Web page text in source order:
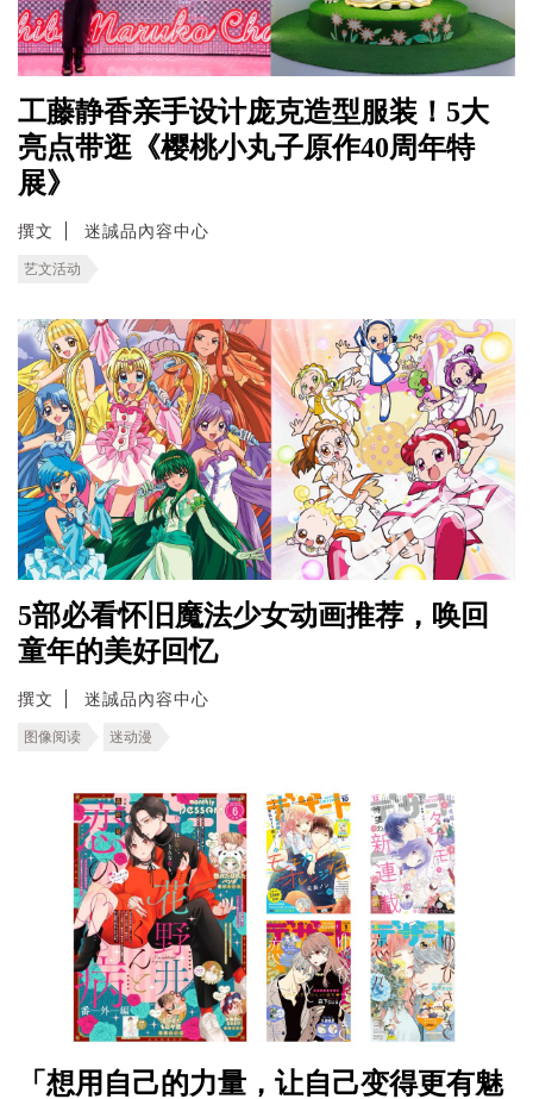
工藤静香亲手设计庞克造型服装！5大
亮点带逛《樱桃小丸子原作40周年特
展》
撰文 迷誠品內容中心
艺文活动
5部必看怀旧魔法少女动画推荐，唤回
童年的美好回忆
撰文 迷誠品內容中心
图像阅读 迷动漫
「想用自己的力量，让自己变得更有魅